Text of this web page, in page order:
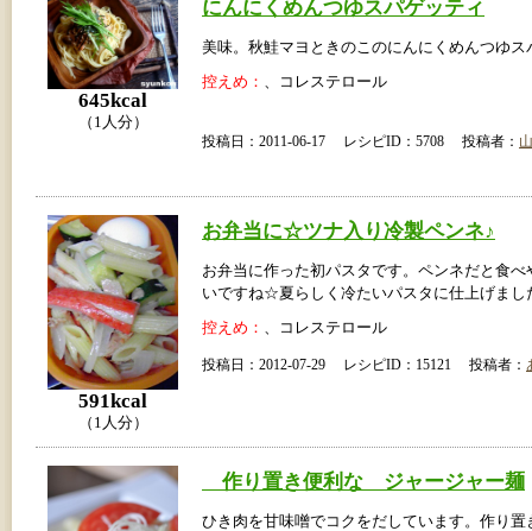
645kcal
（1人分）
にんにくめんつゆスパゲッティ
美味。秋鮭マヨときのこのにんにくめんつゆス
控えめ： 、コレステロール
投稿日：2011-06-17 レシピID：5708 投稿者：
591kcal
（1人分）
お弁当に☆ツナ入り冷製ペンネ♪
お弁当に作った初パスタです。ペンネだと食べ
いですね☆夏らしく冷たいパスタに仕上げま
控えめ： 、コレステロール
投稿日：2012-07-29 レシピID：15121 投稿者：
作り置き便利な ジャージャー麺
ひき肉を甘味噌でコクをだしています。作り置